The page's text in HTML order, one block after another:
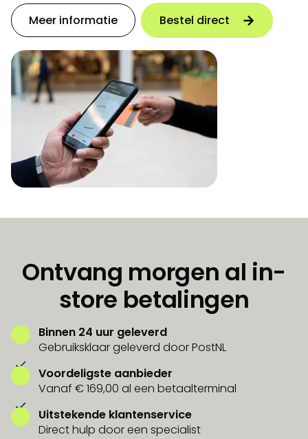
Meer informatie Bestel direct
Ontvang morgen al in-
store betalingen
Binnen 24 uur geleverd
Gebruiksklaar geleverd door PostNL
Voordeligste aanbieder
Vanaf € 169,00 al een betaalterminal
Uitstekende klantenservice
Direct hulp door een specialist